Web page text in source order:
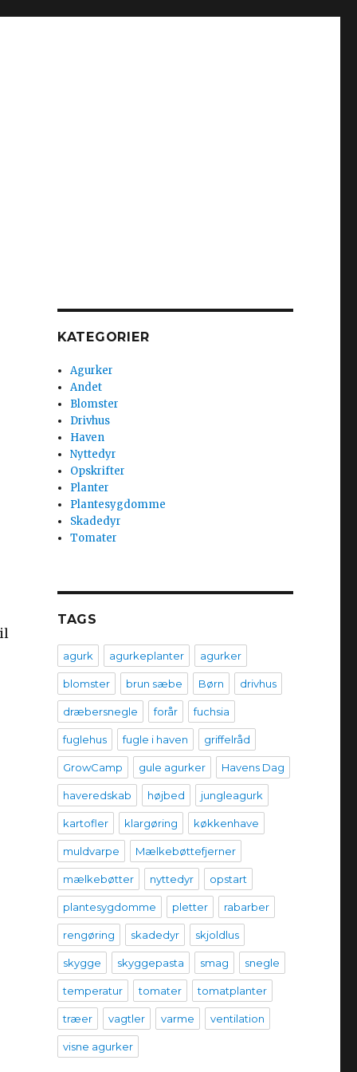
KATEGORIER
Agurker
Andet
Blomster
Drivhus
Haven
Nyttedyr
Opskrifter
Planter
Plantesygdomme
Skadedyr
Tomater
TAGS
agurk agurkeplanter agurker
blomster brun sæbe Børn drivhus
dræbersnegle forår fuchsia
fuglehus fugle i haven griffelråd
GrowCamp gule agurker Havens Dag
haveredskab højbed jungleagurk
kartofler klargøring køkkenhave
muldvarpe Mælkebøttefjerner
mælkebøtter nyttedyr opstart
plantesygdomme pletter rabarber
rengøring skadedyr skjoldlus
skygge skyggepasta smag snegle
temperatur tomater tomatplanter
træer vagtler varme ventilation
visne agurker